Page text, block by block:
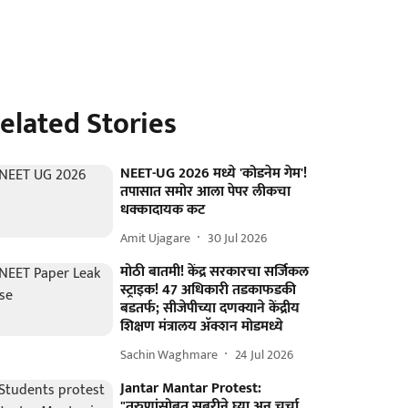
Stories
NEET-UG 2026 मध्ये 'कोडनेम गेम'!
तपासात समोर आला पेपर लीकचा
धक्कादायक कट
Amit Ujagare 30 Jul 2026
मोठी बातमी! केंद्र सरकारचा सर्जिकल
स्ट्राइक! 47 अधिकारी तडकाफडकी
बडतर्फ; सीजेपीच्या दणक्याने केंद्रीय
शिक्षण मंत्रालय अ‍ॅक्शन मोडमध्ये
Sachin Waghmare 24 Jul 2026
Jantar Mantar Protest: